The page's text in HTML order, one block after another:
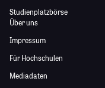
Studienplatzbörse
Über uns
Impressum
Für Hochschulen
Mediadaten